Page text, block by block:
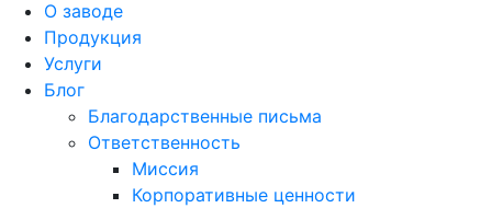
О заводе
Продукция
Услуги
Блог
Благодарственные письма
Ответственность
Миссия
Корпоративные ценности